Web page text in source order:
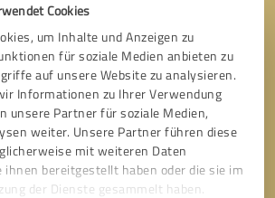
Cookies
um Inhalte und Anzeigen zu
für soziale Medien anbieten zu
auf unsere Website zu analysieren.
Informationen zu Ihrer Verwendung
unsere Partner für soziale Medien,
weiter. Unsere Partner führen diese
mit weiteren Daten
ihnen bereitgestellt haben oder die sie im
der Dienste gesammelt haben.